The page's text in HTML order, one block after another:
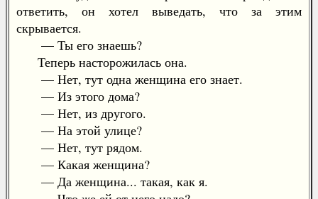
ответить, он хотел выведать, что за этим
скрывается.
— Ты его знаешь?
Теперь насторожилась она.
— Нет, тут одна женщина его знает.
— Из этого дома?
— Нет, из другого.
— На этой улице?
— Нет, тут рядом.
— Какая женщина?
— Да женщина... такая, как я.